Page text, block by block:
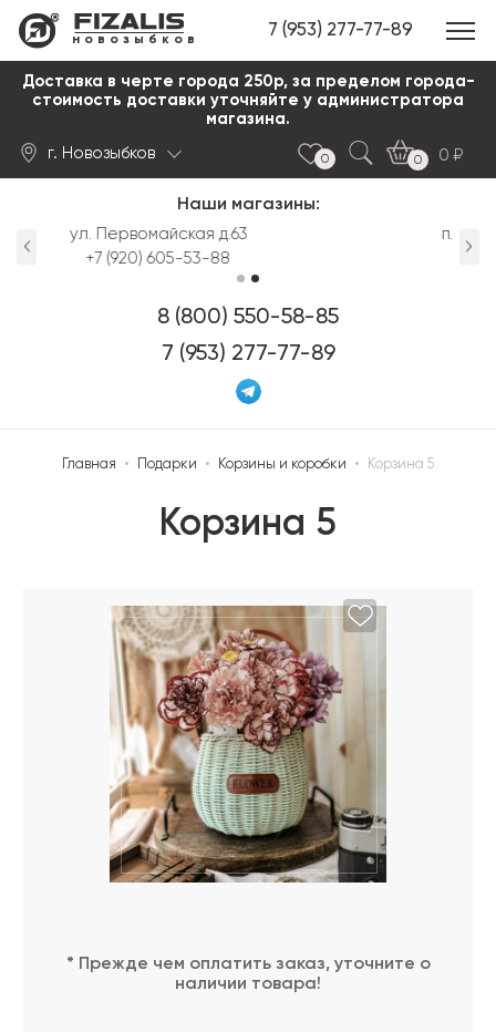
новозыбков 7 (953) 277-77-89
Доставка в черте города 250р, за пределом города-
стоимость доставки уточняйте у администратора
магазина.
г. Новозыбков 0 0
0
Наши магазины:
пл. Октябрьской Революции д.3
+7 (920) 606-58-85
8 (800) 550-58-85
7 (953) 277-77-89
Главная • Подарки • Корзины и коробки • Корзина 5
Корзина 5
* Прежде чем оплатить заказ, уточните о
наличии товара!